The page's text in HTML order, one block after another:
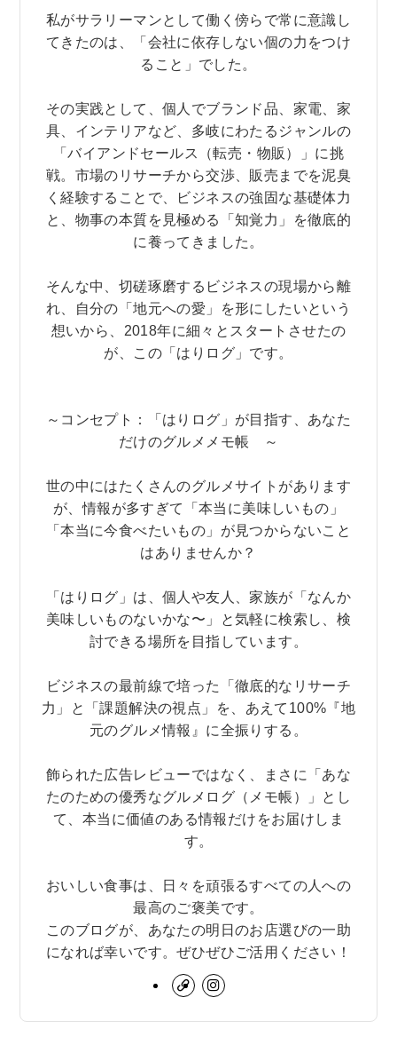
私がサラリーマンとして働く傍らで常に意識し
てきたのは、「会社に依存しない個の力をつけ
ること」でした。
その実践として、個人でブランド品、家電、家
具、インテリアなど、多岐にわたるジャンルの
「バイアンドセールス（転売・物販）」に挑
戦。市場のリサーチから交渉、販売までを泥臭
く経験することで、ビジネスの強固な基礎体力
と、物事の本質を見極める「知覚力」を徹底的
に養ってきました。
そんな中、切磋琢磨するビジネスの現場から離
れ、自分の「地元への愛」を形にしたいという
想いから、2018年に細々とスタートさせたの
が、この「はりログ」です。
～コンセプト：「はりログ」が目指す、あなた
だけのグルメメモ帳 ～
世の中にはたくさんのグルメサイトがあります
が、情報が多すぎて「本当に美味しいもの」
「本当に今食べたいもの」が見つからないこと
はありませんか？
「はりログ」は、個人や友人、家族が「なんか
美味しいものないかな〜」と気軽に検索し、検
討できる場所を目指しています。
ビジネスの最前線で培った「徹底的なリサーチ
力」と「課題解決の視点」を、あえて100%『地
元のグルメ情報』に全振りする。
飾られた広告レビューではなく、まさに「あな
たのための優秀なグルメログ（メモ帳）」とし
て、本当に価値のある情報だけをお届けしま
す。
おいしい食事は、日々を頑張るすべての人への
最高のご褒美です。
このブログが、あなたの明日のお店選びの一助
になれば幸いです。ぜひぜひご活用ください！